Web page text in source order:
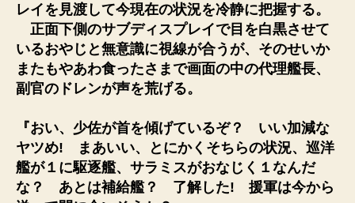
レイを見渡して今現在の状況を冷静に把握する。
正面下側のサブディスプレイで目を白黒させて
いるおやじと無意識に視線が合うが、そのせいか
またもやあわ食ったさまで画面の中の代理艦長、
副官のドレンが声を荒げる。
『おい、少佐が首を傾げているぞ？ いい加減な
ヤツめ! まあいい、とにかくそちらの状況、巡洋
艦が１に駆逐艦、サラミスがおなじく１なんだ
な？ あとは補給艦？ 了解した! 援軍は今から